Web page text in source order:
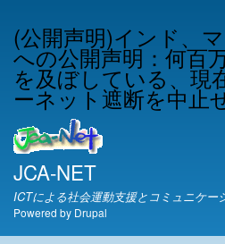
to
main
(公開声明)インド、
への公開声明：何百
を及ぼしている、現
ーネット遮断を中止
JCA-NET
ICTによる社会運動支援とコミュニケー
Powered by Drupal